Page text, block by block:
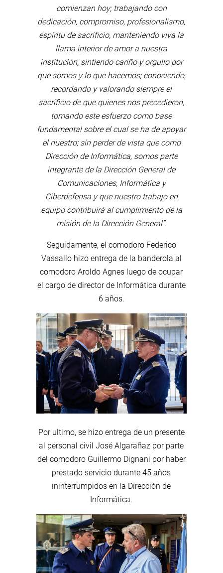
comienzan hoy; trabajando con
dedicación, compromiso, profesionalismo,
espíritu de sacrificio, manteniendo viva la
llama interior de amor a nuestra
institución; sintiendo cariño y orgullo por
que somos y lo que hacemos; conociendo,
recordando y valorando siempre el
sacrificio de que quienes nos precedieron,
tomando este esfuerzo como base
fundamental sobre el cual se ha de apoyar
el nuestro; sin perder de vista que como
Dirección de Informática, somos parte
integrante de la Dirección General de
Comunicaciones, Informática y
Ciberdefensa y que nuestro trabajo en
equipo contribuirá al cumplimiento de la
misión de la Dirección General”.
Seguidamente, el comodoro Federico
Vassallo hizo entrega de la banderola al
comodoro Aroldo Agnes luego de ocupar
el cargo de director de Informática durante
6 años.
Por ultimo, se hizo entrega de un presente
al personal civil José Algarañaz por parte
del comodoro Guillermo Dignani por haber
prestado servicio durante 45 años
ininterrumpidos en la Dirección de
Informática.